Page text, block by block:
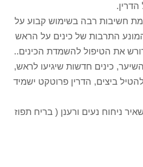
חשיבות רבה בשימוש קבוע על
התרבות של כינים על הראש
את הטיפול להשמדת הכינים..
כינים חדשות שיגיעו לראש,
ביצים, הדרין פרוטקט ישמיד
ניחוח נעים ורענן ( בריח תפוז